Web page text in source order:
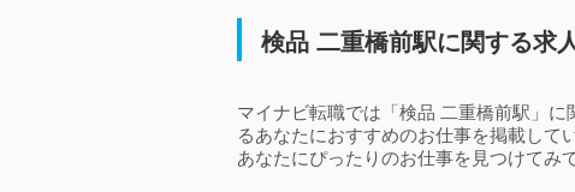
検品 二重橋前駅に関する求
マイナビ転職では「検品 二重橋前駅」
るあなたにおすすめのお仕事を掲載して
あなたにぴったりのお仕事を見つけてみ